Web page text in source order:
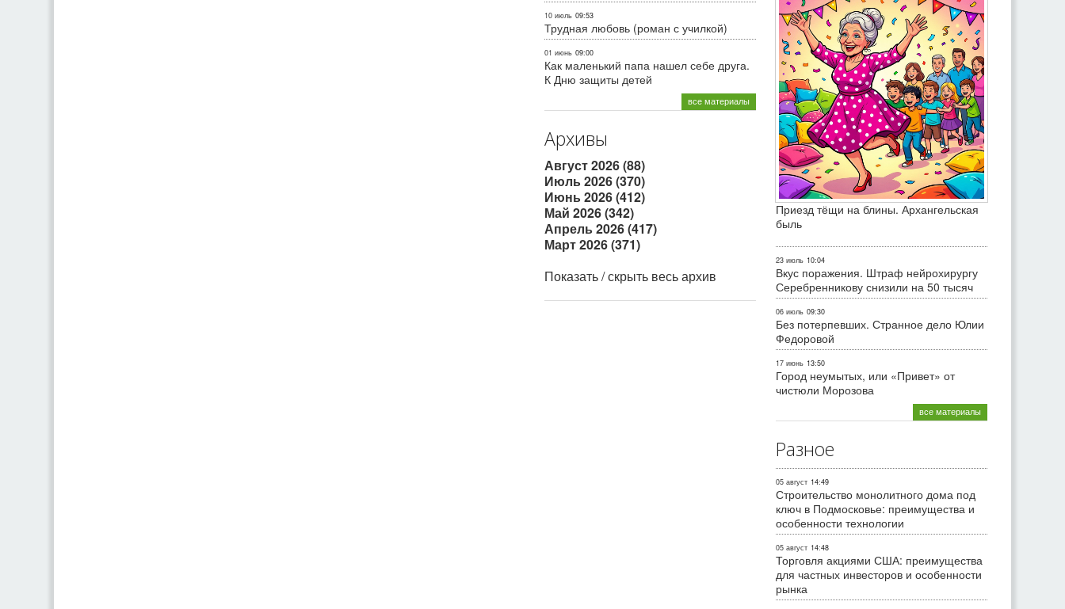
10 июль 09:53
Трудная любовь (роман с училкой)
01 июнь 09:00
Как маленький папа нашел себе друга.
К Дню защиты детей
все материалы
Архивы
Август 2026 (88)
Июль 2026 (370)
Июнь 2026 (412)
Май 2026 (342)
Апрель 2026 (417)
Март 2026 (371)
Показать / скрыть весь архив
Приезд тёщи на блины. Архангельская
быль
23 июль 10:04
Вкус поражения. Штраф нейрохирургу
Серебренникову снизили на 50 тысяч
06 июль 09:30
Без потерпевших. Странное дело Юлии
Федоровой
17 июнь 13:50
Город неумытых, или «Привет» от
чистюли Морозова
все материалы
Разное
05 август 14:49
Строительство монолитного дома под
ключ в Подмосковье: преимущества и
особенности технологии
05 август 14:48
Торговля акциями США: преимущества
для частных инвесторов и особенности
рынка